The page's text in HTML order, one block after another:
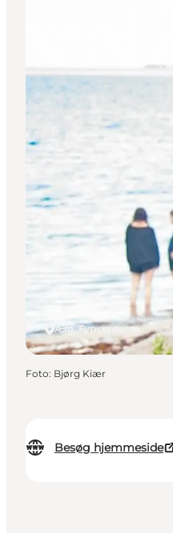
Besøg hjemmeside
Ærø, Fyn og øerne
Foto: Bjørg Kiær